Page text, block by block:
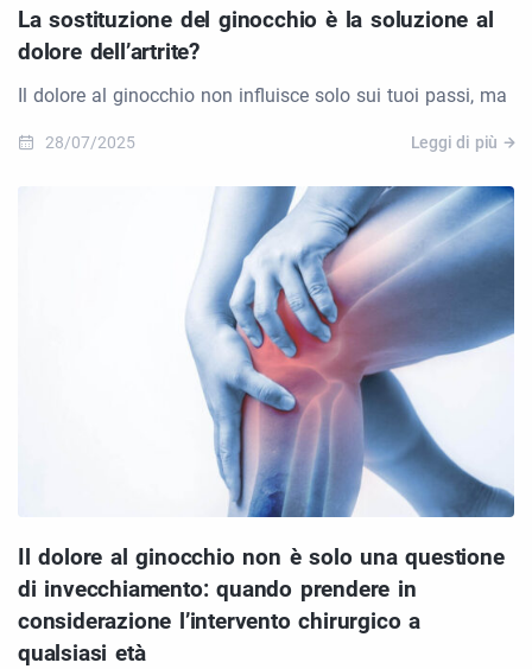
La sostituzione del ginocchio è la soluzione al
dolore dell’artrite?
Il dolore al ginocchio non influisce solo sui tuoi passi, ma
28/07/2025 Leggi di più
Il dolore al ginocchio non è solo una questione
di invecchiamento: quando prendere in
considerazione l’intervento chirurgico a
qualsiasi età